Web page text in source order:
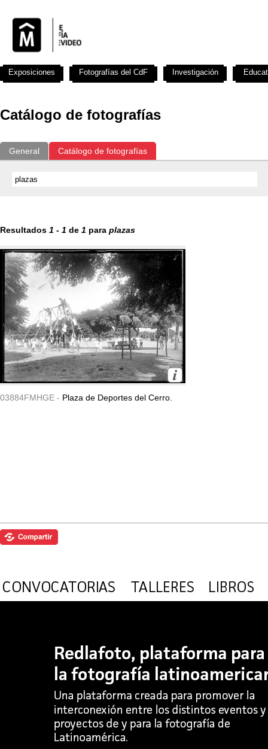
Catálogo de fotografías
General Catálogo de fotografías
Resultados 1 - 1 de 1 para plazas
03884FMHGE - Plaza de Deportes del Cerro.
Exposiciones Fotografías del CdF Investigación